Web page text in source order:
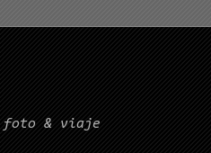
foto & viaje